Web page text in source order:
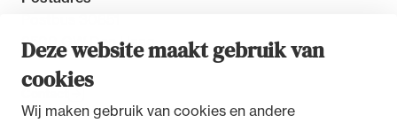
Deze website maakt gebruik van
cookies
Wij maken gebruik van cookies en andere
2500 GW Den Haag